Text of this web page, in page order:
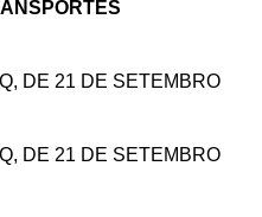
DE 21 DE SETEMBRO
DE 21 DE SETEMBRO